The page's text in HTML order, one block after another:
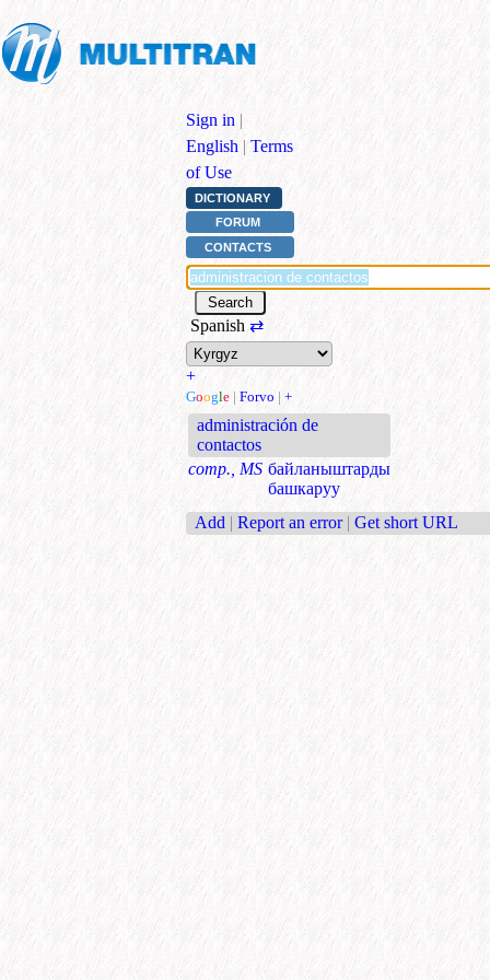
Sign in |
English | Terms
of Use
DICTIONARY
FORUM
CONTACTS
Spanish ⇄
+
Google | Forvo | +
administración de
contactos
comp., MS байланыштарды
башкаруу
Add | Report an error | Get short URL